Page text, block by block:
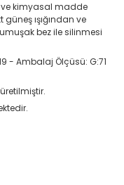
ve kimyasal madde
ışığından ve
bez ile silinmesi
- Ambalaj Ölçüsü: G:71